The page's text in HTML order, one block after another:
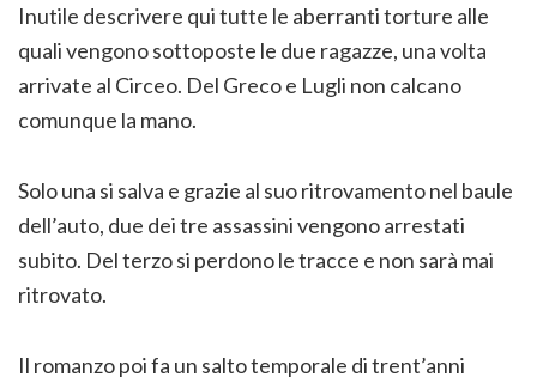
Inutile descrivere qui tutte le aberranti torture alle
quali vengono sottoposte le due ragazze, una volta
arrivate al Circeo. Del Greco e Lugli non calcano
comunque la mano.
Solo una si salva e grazie al suo ritrovamento nel baule
dell’auto, due dei tre assassini vengono arrestati
subito. Del terzo si perdono le tracce e non sarà mai
ritrovato.
Il romanzo poi fa un salto temporale di trent’anni